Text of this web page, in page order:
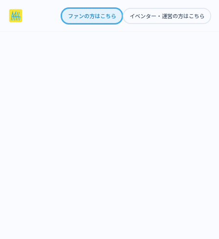
ファンの方はこちら イベンター・運営の方はこちら